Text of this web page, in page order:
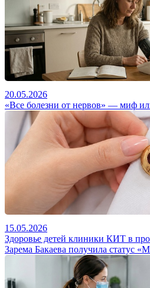
20.05.2026
«Все болезни от нервов» — миф
15.05.2026
Здоровье детей клиники КИТ в
Зарема Бакаева получила статус